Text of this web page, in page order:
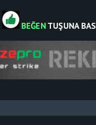
BEĞENTUŞUNA